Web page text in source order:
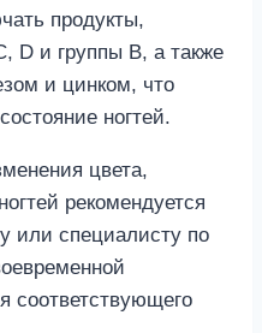
продукты,
D и группы В, а также
и цинком, что
ногтей.
цвета,
рекомендуется
или специалисту по
соответствующего